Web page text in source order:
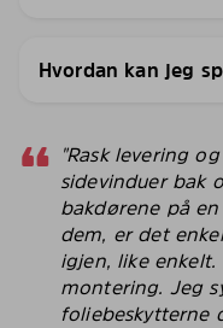
Hvordan kan jeg
"Rask levering
sidevinduer bak
bakdørene på
dem, er det
igjen, like enkelt.
montering. Jeg
foliebeskytterne